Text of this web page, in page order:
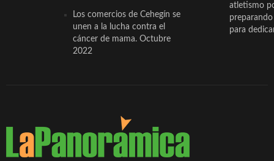
Los comercios de Cehegín se
unen a la lucha contra el
cáncer de mama. Octubre
2022
atletismo
para